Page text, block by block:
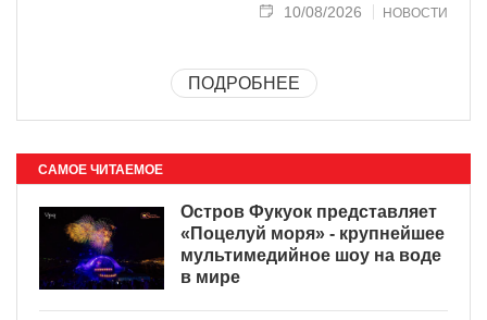
10/08/2026 НОВОСТИ
ПОДРОБНЕЕ
САМОЕ ЧИТАЕМОЕ
Остров Фукуок представляет
«Поцелуй моря» - крупнейшее
мультимедийное шоу на воде
в мире